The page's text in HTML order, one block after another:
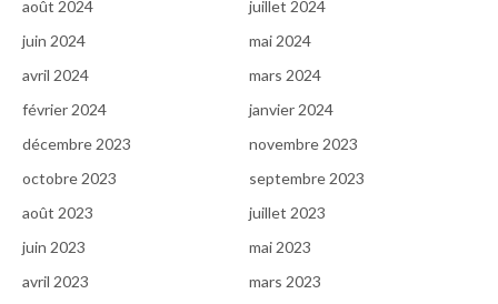
août 2024
juillet 2024
juin 2024
mai 2024
avril 2024
mars 2024
février 2024
janvier 2024
décembre 2023
novembre 2023
octobre 2023
septembre 2023
août 2023
juillet 2023
juin 2023
mai 2023
avril 2023
mars 2023